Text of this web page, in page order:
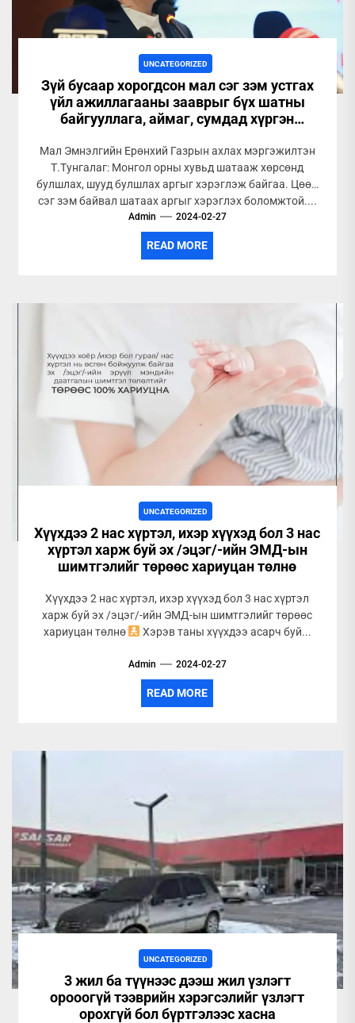
UNCATEGORIZED
Зүй бусаар хорогдсон мал сэг зэм устгах
үйл ажиллагааны зааврыг бүх шатны
байгууллага, аймаг, сумдад хүргэн
Мал Эмнэлгийн Ерөнхий Газрын ахлах мэргэжилтэн
Т.Тунгалаг: Монгол орны хувьд шатааж хөрсөнд
булшлах, шууд булшлах аргыг хэрэглэж байгаа. Цөөн
сэг зэм байвал шатаах аргыг хэрэглэх боломжтой....
Admin 2024-02-27
READ MORE
UNCATEGORIZED
Хүүхдээ 2 нас хүртэл, ихэр хүүхэд бол 3 нас
хүртэл харж буй эх /эцэг/-ийн ЭМД-ын
шимтгэлийг төрөөс хариуцан төлнө
Хүүхдээ 2 нас хүртэл, ихэр хүүхэд бол 3 нас хүртэл
харж буй эх /эцэг/-ийн ЭМД-ын шимтгэлийг төрөөс
хариуцан төлнө
Хэрэв таны хүүхдээ асарч буй...
Admin 2024-02-27
READ MORE
UNCATEGORIZED
3 жил ба түүнээс дээш жил үзлэгт
орооогүй тээврийн хэрэгсэлийг үзлэгт
орохгүй бол бүртгэлээс хасна